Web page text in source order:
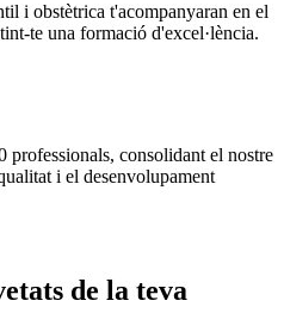
i obstètrica t'acompanyaran en el
te una formació d'excel·lència.
professionals, consolidant el nostre
i el desenvolupament
de la teva